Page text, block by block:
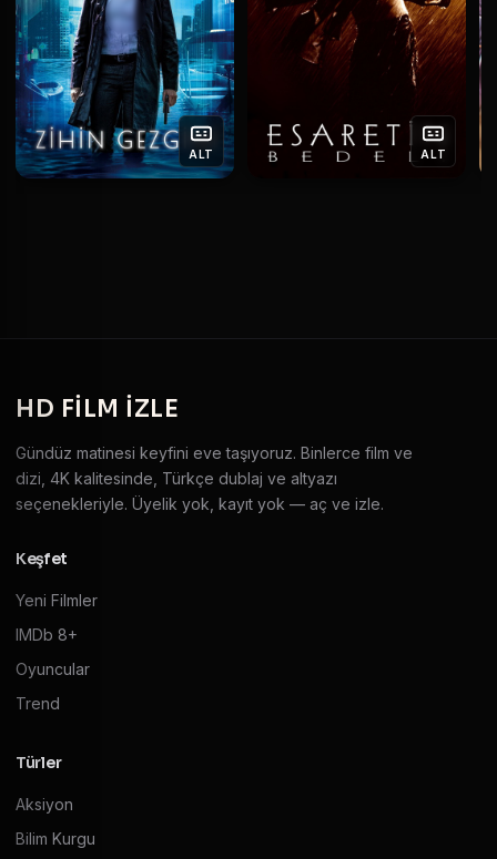
ALT ALT
HD FILM IZLE
Gündüz matinesi keyfini eve taşıyoruz. Binlerce film ve
dizi, 4K kalitesinde, Türkçe dublaj ve altyazı
seçenekleriyle. Üyelik yok, kayıt yok — aç ve izle.
Keşfet
Yeni Filmler
IMDb 8+
Oyuncular
Trend
Türler
Aksiyon
Bilim Kurgu